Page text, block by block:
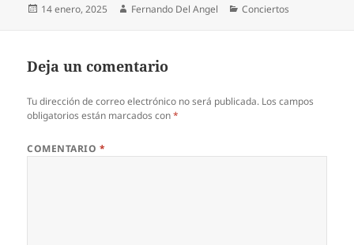
Publicado
14 enero, 2025 Autor
Fernando Del Angel Categorías
Conciertos
Deja un comentario
Tu dirección de correo electrónico no será publicada. Los campos
obligatorios están marcados con*
COMENTARIO *